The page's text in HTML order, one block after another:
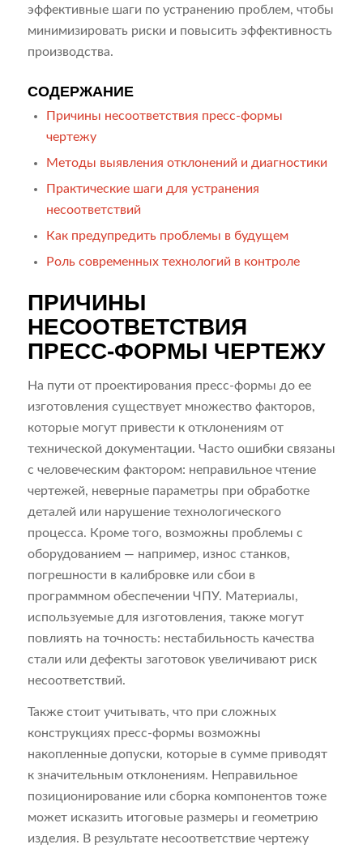
эффективные шаги по устранению проблем, чтобы
минимизировать риски и повысить эффективность
производства.
СОДЕРЖАНИЕ
Причины несоответствия пресс-формы
чертежу
Методы выявления отклонений и диагностики
Практические шаги для устранения
несоответствий
Как предупредить проблемы в будущем
Роль современных технологий в контроле
ПРИЧИНЫ
НЕСООТВЕТСТВИЯ
ПРЕСС-ФОРМЫ ЧЕРТЕЖУ
На пути от проектирования пресс-формы до ее
изготовления существует множество факторов,
которые могут привести к отклонениям от
технической документации. Часто ошибки связаны
с человеческим фактором: неправильное чтение
чертежей, неверные параметры при обработке
деталей или нарушение технологического
процесса. Кроме того, возможны проблемы с
оборудованием — например, износ станков,
погрешности в калибровке или сбои в
программном обеспечении ЧПУ. Материалы,
используемые для изготовления, также могут
повлиять на точность: нестабильность качества
стали или дефекты заготовок увеличивают риск
несоответствий.
Также стоит учитывать, что при сложных
конструкциях пресс-формы возможны
накопленные допуски, которые в сумме приводят
к значительным отклонениям. Неправильное
позиционирование или сборка компонентов тоже
может исказить итоговые размеры и геометрию
изделия. В результате несоответствие чертежу